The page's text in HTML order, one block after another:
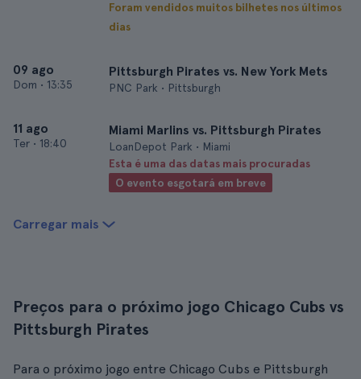
Foram vendidos muitos bilhetes nos últimos
dias
09 ago
Dom • 13:35
Pittsburgh Pirates vs. New York Mets
PNC Park • Pittsburgh
11 ago
Ter • 18:40
Miami Marlins vs. Pittsburgh Pirates
LoanDepot Park • Miami
Esta é uma das datas mais procuradas
O evento esgotará em breve
Carregar mais
Preços para o próximo jogo Chicago Cubs vs
Pittsburgh Pirates
Para o próximo jogo entre Chicago Cubs e Pittsburgh